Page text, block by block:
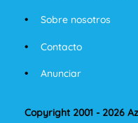
Sobre nosotros
Contacto
Anunciar
Copyright 2001 - 2026